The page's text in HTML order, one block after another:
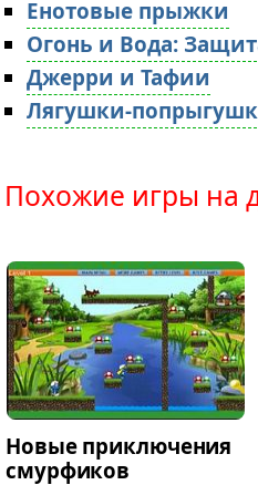
Енотовые прыжки
Огонь и Вода:
Джерри и Тафии
Лягушки-
Похожие игры на
Новые приключения
смурфиков